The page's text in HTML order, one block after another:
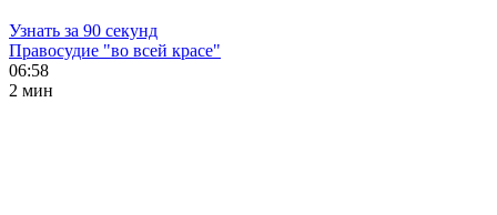
Узнать за 90 секунд
Правосудие "во всей красе"
06:58
2 мин